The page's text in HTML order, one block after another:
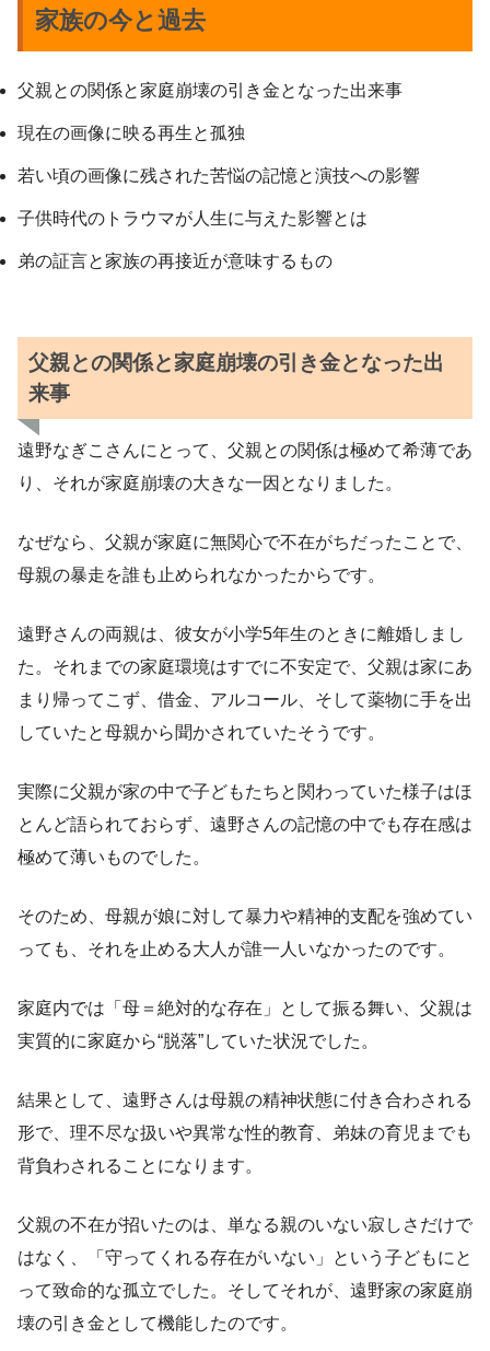
家族の今と過去
父親との関係と家庭崩壊の引き金となった出来事
現在の画像に映る再生と孤独
若い頃の画像に残された苦悩の記憶と演技への影響
子供時代のトラウマが人生に与えた影響とは
弟の証言と家族の再接近が意味するもの
父親との関係と家庭崩壊の引き金となった出
来事
遠野なぎこさんにとって、父親との関係は極めて希薄であ
り、それが家庭崩壊の大きな一因となりました。
なぜなら、父親が家庭に無関心で不在がちだったことで、
母親の暴走を誰も止められなかったからです。
遠野さんの両親は、彼女が小学5年生のときに離婚しまし
た。それまでの家庭環境はすでに不安定で、父親は家にあ
まり帰ってこず、借金、アルコール、そして薬物に手を出
していたと母親から聞かされていたそうです。
実際に父親が家の中で子どもたちと関わっていた様子はほ
とんど語られておらず、遠野さんの記憶の中でも存在感は
極めて薄いものでした。
そのため、母親が娘に対して暴力や精神的支配を強めてい
っても、それを止める大人が誰一人いなかったのです。
家庭内では「母＝絶対的な存在」として振る舞い、父親は
実質的に家庭から“脱落”していた状況でした。
結果として、遠野さんは母親の精神状態に付き合わされる
形で、理不尽な扱いや異常な性的教育、弟妹の育児までも
背負わされることになります。
父親の不在が招いたのは、単なる親のいない寂しさだけで
はなく、「守ってくれる存在がいない」という子どもにと
って致命的な孤立でした。そしてそれが、遠野家の家庭崩
壊の引き金として機能したのです。